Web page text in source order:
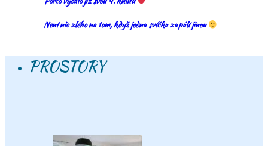
Není nic zlého na tom, když jedna svíčka zapálí jinou
PROSTORY